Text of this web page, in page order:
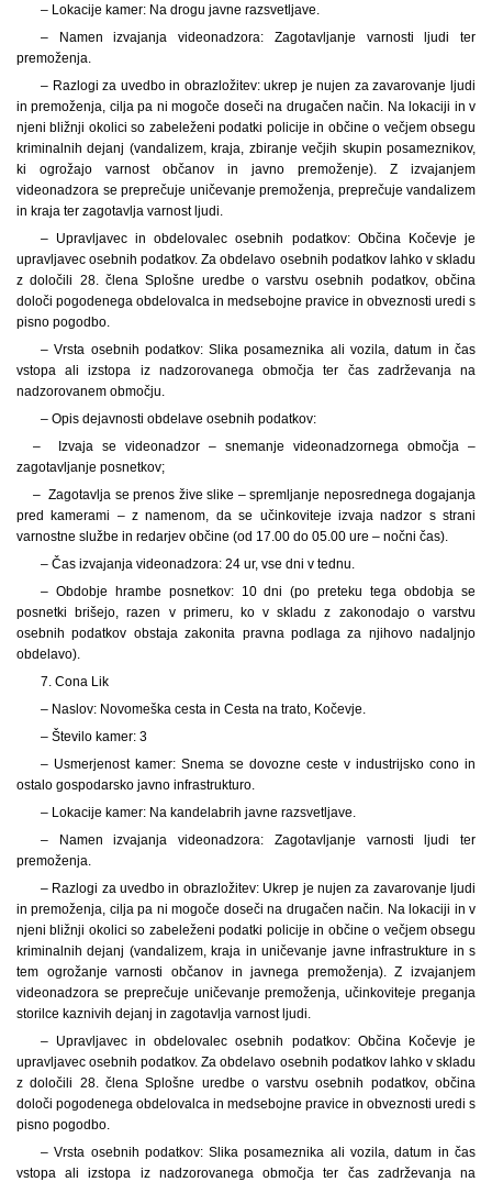
– Lokacije kamer: Na drogu javne razsvetljave.
– Namen izvajanja videonadzora: Zagotavljanje varnosti ljudi ter
premoženja.
– Razlogi za uvedbo in obrazložitev: ukrep je nujen za zavarovanje ljudi
in premoženja, cilja pa ni mogoče doseči na drugačen način. Na lokaciji in v
njeni bližnji okolici so zabeleženi podatki policije in občine o večjem obsegu
kriminalnih dejanj (vandalizem, kraja, zbiranje večjih skupin posameznikov,
ki ogrožajo varnost občanov in javno premoženje). Z izvajanjem
videonadzora se preprečuje uničevanje premoženja, preprečuje vandalizem
in kraja ter zagotavlja varnost ljudi.
– Upravljavec in obdelovalec osebnih podatkov: Občina Kočevje je
upravljavec osebnih podatkov. Za obdelavo osebnih podatkov lahko v skladu
z določili 28. člena Splošne uredbe o varstvu osebnih podatkov, občina
določi pogodenega obdelovalca in medsebojne pravice in obveznosti uredi s
pisno pogodbo.
– Vrsta osebnih podatkov: Slika posameznika ali vozila, datum in čas
vstopa ali izstopa iz nadzorovanega območja ter čas zadrževanja na
nadzorovanem območju.
– Opis dejavnosti obdelave osebnih podatkov:
– Izvaja se videonadzor – snemanje videonadzornega območja –
zagotavljanje posnetkov;
– Zagotavlja se prenos žive slike – spremljanje neposrednega dogajanja
pred kamerami – z namenom, da se učinkoviteje izvaja nadzor s strani
varnostne službe in redarjev občine (od 17.00 do 05.00 ure – nočni čas).
– Čas izvajanja videonadzora: 24 ur, vse dni v tednu.
– Obdobje hrambe posnetkov: 10 dni (po preteku tega obdobja se
posnetki brišejo, razen v primeru, ko v skladu z zakonodajo o varstvu
osebnih podatkov obstaja zakonita pravna podlaga za njihovo nadaljnjo
obdelavo).
7. Cona Lik
– Naslov: Novomeška cesta in Cesta na trato, Kočevje.
– Število kamer: 3
– Usmerjenost kamer: Snema se dovozne ceste v industrijsko cono in
ostalo gospodarsko javno infrastrukturo.
– Lokacije kamer: Na kandelabrih javne razsvetljave.
– Namen izvajanja videonadzora: Zagotavljanje varnosti ljudi ter
premoženja.
– Razlogi za uvedbo in obrazložitev: Ukrep je nujen za zavarovanje ljudi
in premoženja, cilja pa ni mogoče doseči na drugačen način. Na lokaciji in v
njeni bližnji okolici so zabeleženi podatki policije in občine o večjem obsegu
kriminalnih dejanj (vandalizem, kraja in uničevanje javne infrastrukture in s
tem ogrožanje varnosti občanov in javnega premoženja). Z izvajanjem
videonadzora se preprečuje uničevanje premoženja, učinkoviteje preganja
storilce kaznivih dejanj in zagotavlja varnost ljudi.
– Upravljavec in obdelovalec osebnih podatkov: Občina Kočevje je
upravljavec osebnih podatkov. Za obdelavo osebnih podatkov lahko v skladu
z določili 28. člena Splošne uredbe o varstvu osebnih podatkov, občina
določi pogodenega obdelovalca in medsebojne pravice in obveznosti uredi s
pisno pogodbo.
– Vrsta osebnih podatkov: Slika posameznika ali vozila, datum in čas
vstopa ali izstopa iz nadzorovanega območja ter čas zadrževanja na